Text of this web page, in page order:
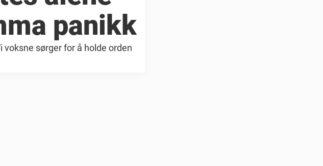
panikk
sørger for å holde orden